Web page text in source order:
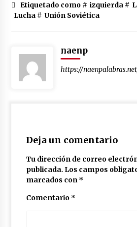
Etiquetado como # izquierda#
Lucha# Unión Soviética
naenp
https://
Deja un comentario
Tu dirección de correo
publicada. Los campos
marcados con *
Comentario *